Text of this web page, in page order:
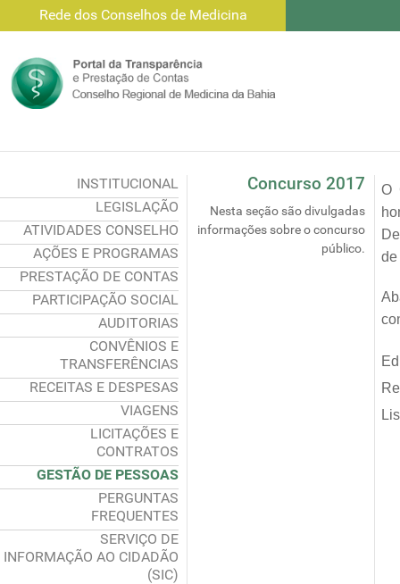
Rede dos Conselhos de Medicina
INSTITUCIONAL
LEGISLAÇÃO
ATIVIDADES CONSELHO
AÇÕES E PROGRAMAS
PRESTAÇÃO DE CONTAS
PARTICIPAÇÃO SOCIAL
AUDITORIAS
CONVÊNIOS E
TRANSFERÊNCIAS
RECEITAS E DESPESAS
VIAGENS
LICITAÇÕES E
CONTRATOS
GESTÃO DE PESSOAS
PERGUNTAS
FREQUENTES
SERVIÇO DE
INFORMAÇÃO AO CIDADÃO
(SIC)
Concurso 2017
Nesta seção são divulgadas
informações sobre o concurso
público.
O
de